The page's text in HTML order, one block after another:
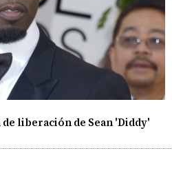
liberación de Sean 'Diddy'